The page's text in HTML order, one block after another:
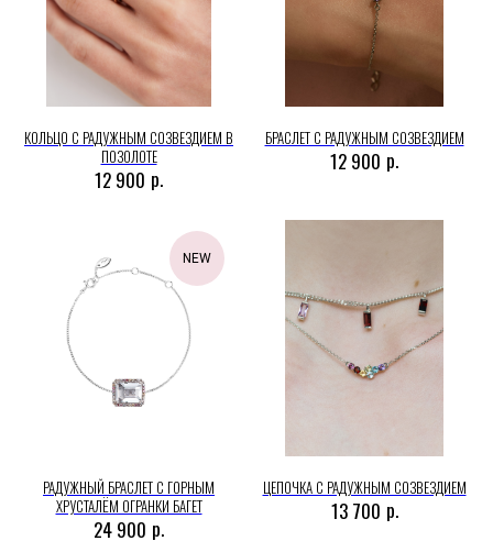
КОЛЬЦО С РАДУЖНЫМ СОЗВЕЗДИЕМ В
ПОЗОЛОТЕ
12 900 р.
БРАСЛЕТ С РАДУЖНЫМ СОЗВЕЗДИЕМ
12 900 р.
NEW
РАДУЖНЫЙ БРАСЛЕТ С ГОРНЫМ
ХРУСТАЛЁМ ОГРАНКИ БАГЕТ
24 900 р.
ЦЕПОЧКА С РАДУЖНЫМ СОЗВЕЗДИЕМ
13 700 р.